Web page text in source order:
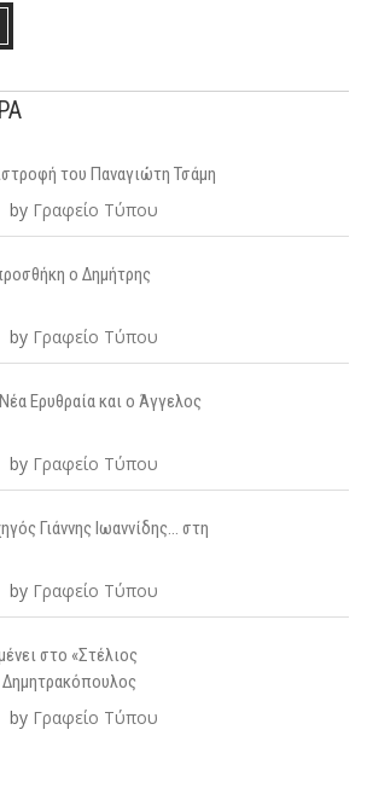
του Παναγιώτη Τσάμη
by Γραφείο Τύπου
ο Δημήτρης
by Γραφείο Τύπου
Ερυθραία και ο Άγγελος
by Γραφείο Τύπου
Γιάννης Ιωαννίδης… στη
by Γραφείο Τύπου
στο «Στέλιος
Δημητρακόπουλος
by Γραφείο Τύπου